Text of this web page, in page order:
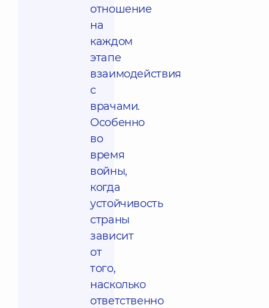
отношение
на
каждом
этапе
взаимодействия
с
врачами.
Особенно
во
время
войны,
когда
устойчивость
страны
зависит
от
того,
насколько
ответственно